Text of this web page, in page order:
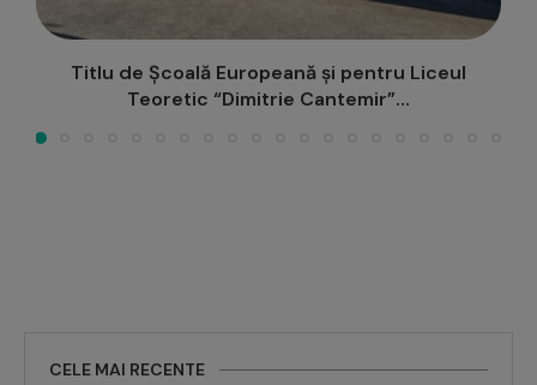
Încep lucrările la Centrul sportiv-cultural
Miroslava
CELE MAI RECENTE